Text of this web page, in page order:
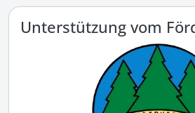
Unterstützung vom